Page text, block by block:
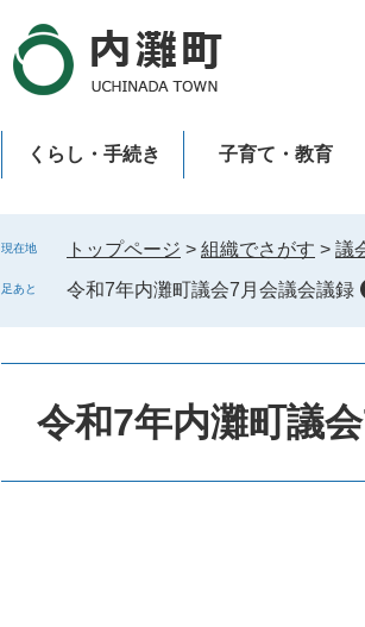
くらし・手続き 子育て・教育
現在地 トップページ > 組織でさがす > 議
足あと 令和7年内灘町議会7月会議会議録
令和7年内灘町議